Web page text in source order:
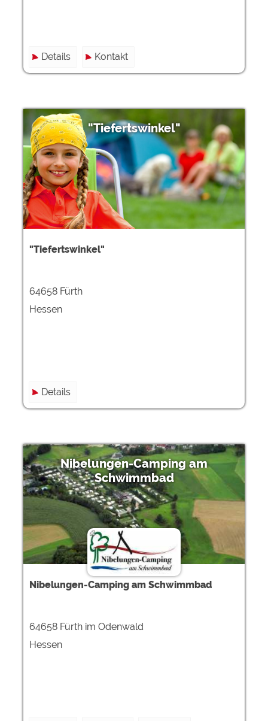
Details Kontakt
"Tiefertswinkel"
"Tiefertswinkel"
64658 Fürth
Hessen
Details
Nibelungen-Camping am
Schwimmbad
Nibelungen-Camping am Schwimmbad
64658 Fürth im Odenwald
Hessen